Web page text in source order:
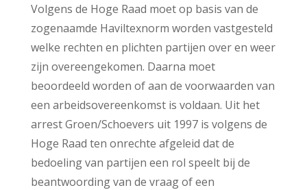
Volgens de Hoge Raad moet op basis van de
zogenaamde Haviltexnorm worden vastgesteld
welke rechten en plichten partijen over en weer
zijn overeengekomen. Daarna moet
beoordeeld worden of aan de voorwaarden van
een arbeidsovereenkomst is voldaan. Uit het
arrest Groen/Schoevers uit 1997 is volgens de
Hoge Raad ten onrechte afgeleid dat de
bedoeling van partijen een rol speelt bij de
beantwoording van de vraag of een